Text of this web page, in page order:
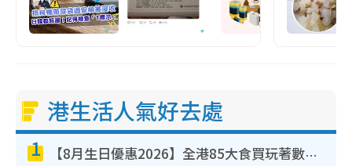
港生活人氣好去處
1 【8月生日優惠2026】全港85大食買玩著數攻略 自助餐/火鍋放題同行免費＋誠品/DONKI送現金券